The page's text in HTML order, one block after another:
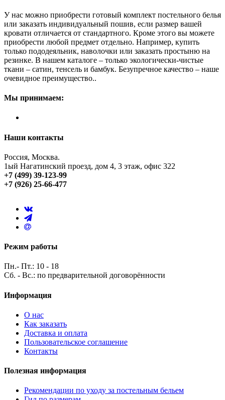
У нас можно приобрести готовый комплект постельного белья
или заказать индивидуальный пошив, если размер вашей
кровати отличается от стандартного. Кроме этого вы можете
приобрести любой предмет отдельно. Например, купить
только пододеяльник, наволочки или заказать простыню на
резинке. В нашем каталоге – только экологически-чистые
ткани – сатин, тенсель и бамбук. Безупречное качество – наше
очевидное преимущество..
Мы принимаем:
Наши контакты
Россия, Москва.
1ый Нагатинский проезд, дом 4, 3 этаж, офис 322
+7 (499) 39-123-99
+7 (926) 25-66-477
Режим работы
Пн.- Пт.: 10 - 18
Сб. - Вс.: по предварительной договорённости
Информация
О нас
Как заказать
Доставка и оплата
Пользовательское соглашение
Контакты
Полезная информация
Рекомендации по уходу за постельным бельем